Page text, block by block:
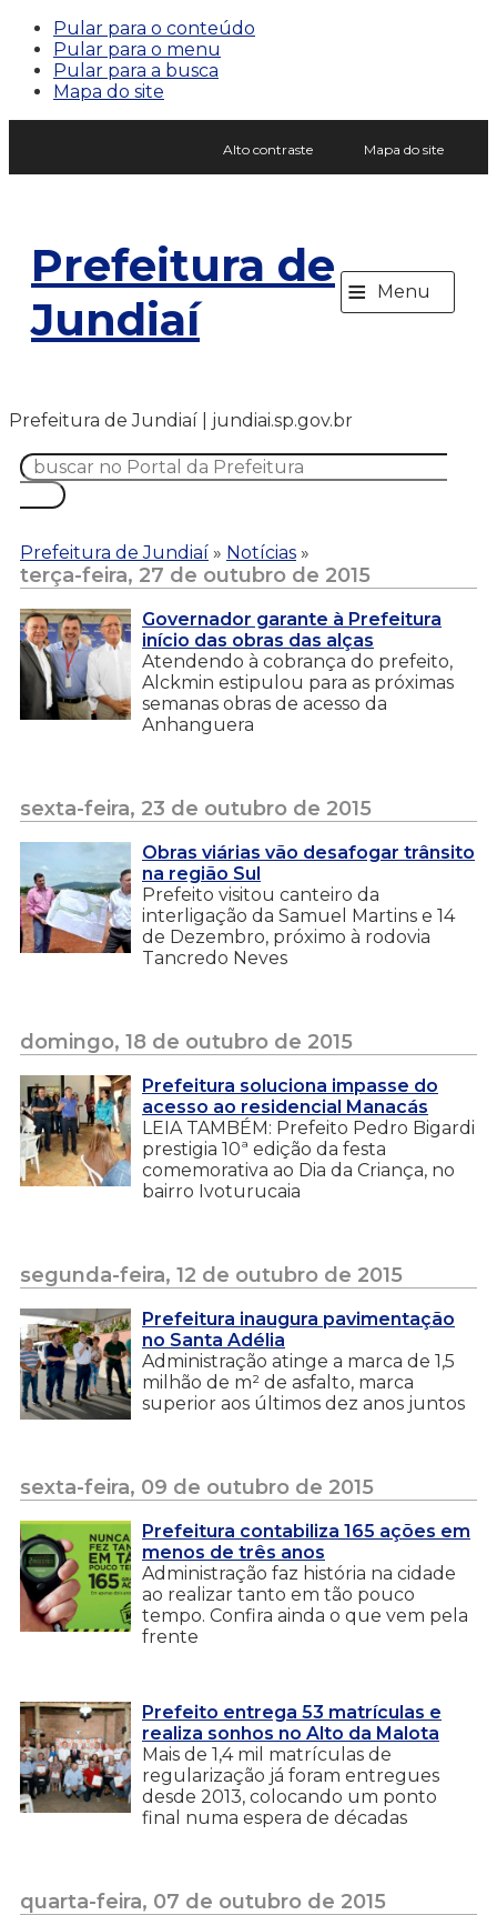
Pular para o conteúdo
Pular para o menu
Pular para a busca
Mapa do site
Alto contraste Mapa do site
Prefeitura de
Jundiaí
≡ Menu
Prefeitura de Jundiaí | jundiai.sp.gov.br
Prefeitura de Jundiaí » Notícias »
terça-feira, 27 de outubro de 2015
Governador garante à Prefeitura
início das obras das alças
Atendendo à cobrança do prefeito,
Alckmin estipulou para as próximas
semanas obras de acesso da
Anhanguera
sexta-feira, 23 de outubro de 2015
Obras viárias vão desafogar trânsito
na região Sul
Prefeito visitou canteiro da
interligação da Samuel Martins e 14
de Dezembro, próximo à rodovia
Tancredo Neves
domingo, 18 de outubro de 2015
Prefeitura soluciona impasse do
acesso ao residencial Manacás
LEIA TAMBÉM: Prefeito Pedro Bigardi
prestigia 10ª edição da festa
comemorativa ao Dia da Criança, no
bairro Ivoturucaia
segunda-feira, 12 de outubro de 2015
Prefeitura inaugura pavimentação
no Santa Adélia
Administração atinge a marca de 1,5
milhão de m² de asfalto, marca
superior aos últimos dez anos juntos
sexta-feira, 09 de outubro de 2015
Prefeitura contabiliza 165 ações em
menos de três anos
Administração faz história na cidade
ao realizar tanto em tão pouco
tempo. Confira ainda o que vem pela
frente
Prefeito entrega 53 matrículas e
realiza sonhos no Alto da Malota
Mais de 1,4 mil matrículas de
regularização já foram entregues
desde 2013, colocando um ponto
final numa espera de décadas
quarta-feira, 07 de outubro de 2015